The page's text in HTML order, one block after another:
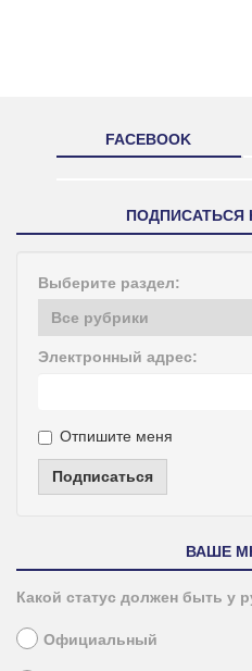
FACEBOOK
ПОДПИСАТЬСЯ
Выберите раздел:
Электронный адрес:
Отпишите меня
Подписаться
ВАШЕ
Какой статус должен быть у
Официальный